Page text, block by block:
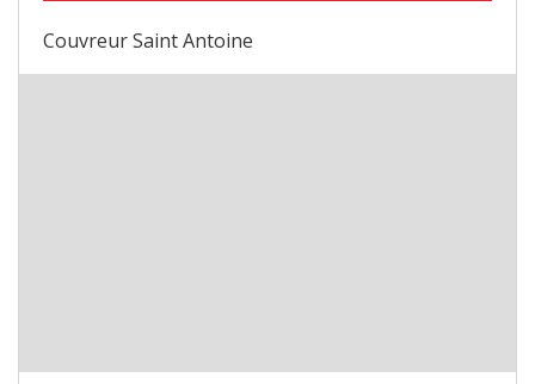
Couvreur Saint Antoine